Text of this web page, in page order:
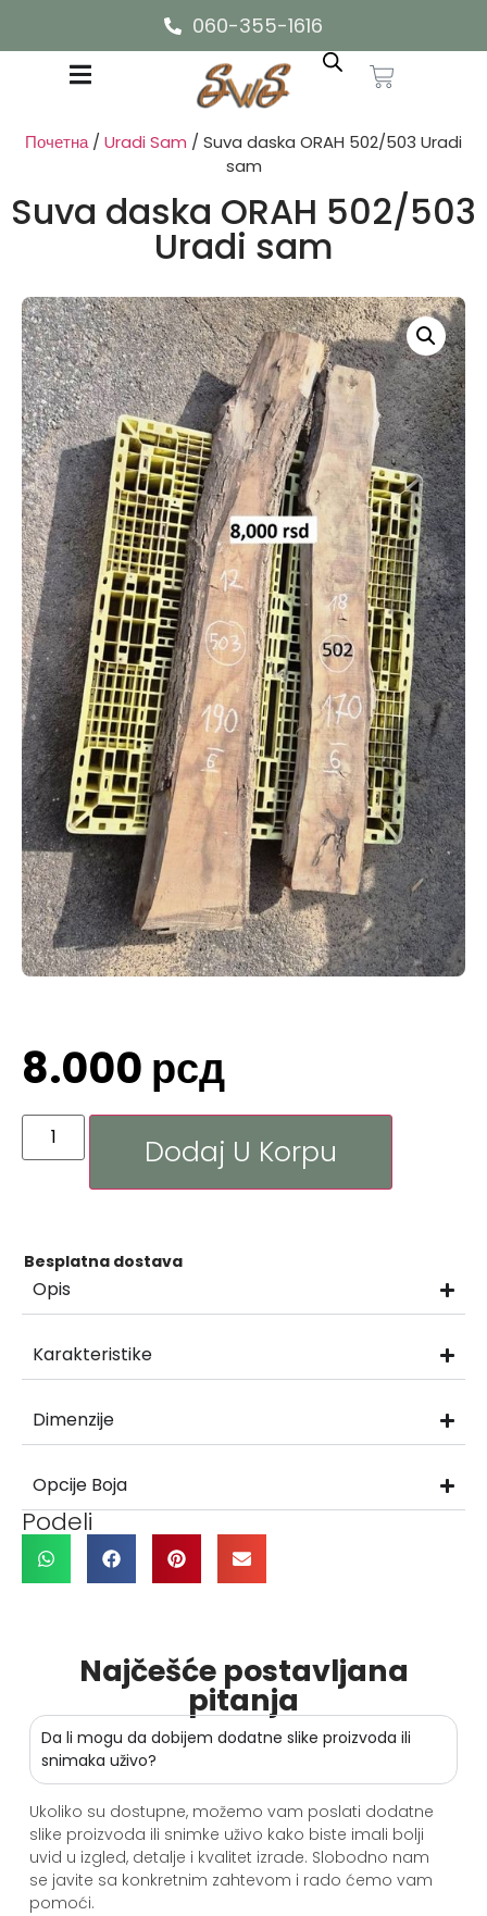
060-355-1616
Почетна/Uradi Sam / Suva daska ORAH 502/503 Uradi
sam
Suva daska ORAH 502/503
Uradi sam
8.000 рсд
Dodaj U Korpu
Besplatna dostava
Opis
Karakteristike
Dimenzije
Opcije Boja
Podeli
Najčešće postavljana
pitanja
Da li mogu da dobijem dodatne slike proizvoda ili
snimaka uživo?
Ukoliko su dostupne, možemo vam poslati dodatne
slike proizvoda ili snimke uživo kako biste imali bolji
uvid u izgled, detalje i kvalitet izrade. Slobodno nam
se javite sa konkretnim zahtevom i rado ćemo vam
pomoći.